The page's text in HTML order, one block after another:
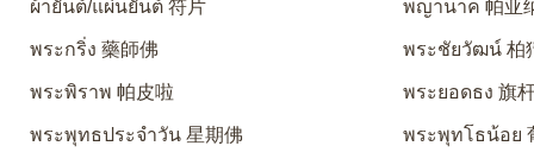
ผ้ายันต์/แผ่นยันต์ 符片 พญานาค 帕亚
พระกริ่ง 藥師佛 พระชัยวัฒน์ 柏
พระพิราพ 帕皮啦 พระยอดธง 旗
พระพุทธประจำวัน 星期佛 พระพุทโธน้อย